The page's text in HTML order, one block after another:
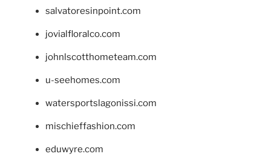
salvatoresinpoint.com
jovialfloralco.com
johnlscotthometeam.com
u-seehomes.com
watersportslagonissi.com
mischieffashion.com
eduwyre.com